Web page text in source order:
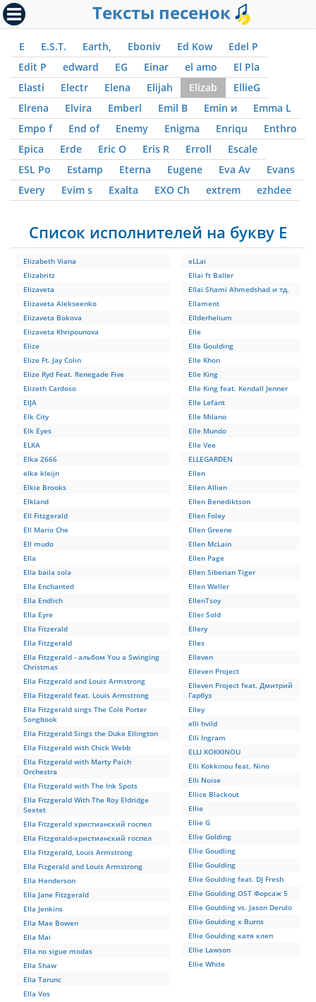
Тексты песенок
E E.S.T. Earth, Eboniv Ed Kow
Edel P
Edit P
edward EG Einar el amo
El Pla
Elasti
Electr Elena Elijah Elizab
EllieG
Elrena
Elvira Emberl Emil B Emin и
Emma L
Empo f
End of Enemy Enigma Enriqu
Enthro
Epica
Erde Eric O Eris R Erroll
Escale
ESL Po
Estamp Eterna Eugene Eva Av
Evans
Every
Evim s Exalta EXO Ch extrem ezhdee
Список исполнителей на букву E
Elizabeth Viana
Elizabritz
Elizaveta
Elizaveta Alekseenko
Elizaveta Bokova
Elizaveta Khripounova
Elize
Elize Ft. Jay Colin
Elize Ryd Feat. Renegade Five
Elizeth Cardoso
ElJA
Elk City
Elk Eyes
ELKA
Elka 2666
elke kleijn
Elkie Brooks
Elkland
Ell Fitzgerald
Ell Mario Che
Ell mudo
Ella
Ella baila sola
Ella Enchanted
Ella Endlich
Ella Eyre
Ella Fitzerald
Ella Fitzgerald
Ella Fitzgerald - альбом You a Swinging
Christmas
Ella Fitzgerald and Louis Armstrong
Ella Fitzgerald feat. Louis Armstrong
Ella Fitzgerald sings The Cole Porter
Songbook
Ella Fitzgerald Sings the Duke Ellington
Ella Fitzgerald with Chick Webb
Ella Fitzgerald with Marty Paich
Orchestra
Ella Fitzgerald with The Ink Spots
Ella Fitzgerald With The Roy Eldridge
Sextet
Ella Fitzgerald христианский госпел
Ella Fitzgerald-христианский госпел
Ella Fitzgerald, Louis Armstrong
Ella Fizgerald and Louis Armstrong
Ella Henderson
Ella Jane Fitzgerald
Ella Jenkins
Ella Mae Bowen
Ella Mai
Ella no sigue modas
Ella Shaw
Ella Tarunc
Ella Vos
eLLai
Ellai ft Baller
Ellai Shami Ahmedshad и тд.
Ellament
Ellderhelium
Elle
Elle Goulding
Elle Khon
Elle King
Elle King feat. Kendall Jenner
Elle Lefant
Elle Milano
Elle Mundo
Elle Vee
ELLEGARDEN
Ellen
Ellen Allien
Ellen Benediktson
Ellen Foley
Ellen Greene
Ellen McLain
Ellen Page
Ellen Siberian Tiger
Ellen Weller
EllenTsoy
Eller Sold
Ellery
Elles
Elleven
Elleven Project
Elleven Project feat. Дмитрий
Гарбуз
Elley
elli hvild
Elli Ingram
ELLI KOKKINOU
Elli Kokkinou feat. Nino
Elli Noise
Ellice Blackout
Ellie
Ellie G
Ellie Golding
Ellie Goudling
Ellie Goulding
Ellie Goulding feat. DJ Fresh
Ellie Goulding OST Форсаж 5
Ellie Goulding vs. Jason Derulo
Ellie Goulding x Burns
Ellie Goulding катя клеп
Ellie Lawson
Ellie White